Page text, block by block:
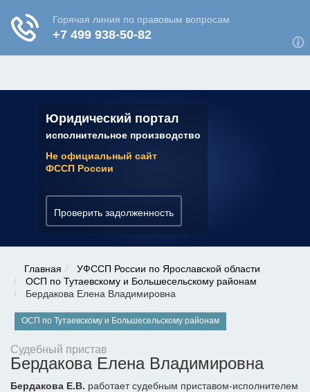
Юридический портал
исполнительное производство
Не официальный сайт
ФССП России
Проверить задолженность
✆ 7 (800) 350-22-64
Главная
УФССП России по Ярославской области
ОСП по Тутаевскому и Большесельскому районам
Бердакова Елена Владимировна
ОСП по Тутаевскому и Большесельскому районам
Судебный пристав
Бердакова Елена Владимировна
Бердакова Е.В. работает судебным приставом-исполнителем